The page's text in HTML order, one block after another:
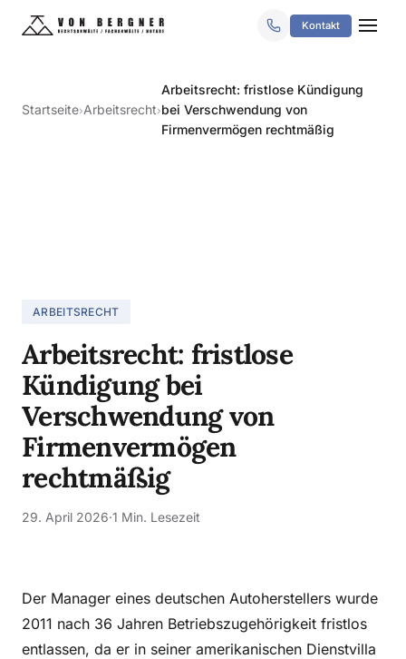
Kontakt
Startseite›Arbeitsrecht›
Arbeitsrecht: fristlose Kündigung
bei Verschwendung von
Firmenvermögen rechtmäßig
ARBEITSRECHT
Arbeitsrecht: fristlose
Kündigung bei
Verschwendung von
Firmenvermögen
rechtmäßig
29. April 2026·1 Min. Lesezeit
Der Manager eines deutschen Autoherstellers wurde
2011 nach 36 Jahren Betriebszugehörigkeit fristlos
entlassen, da er in seiner amerikanischen Dienstvilla